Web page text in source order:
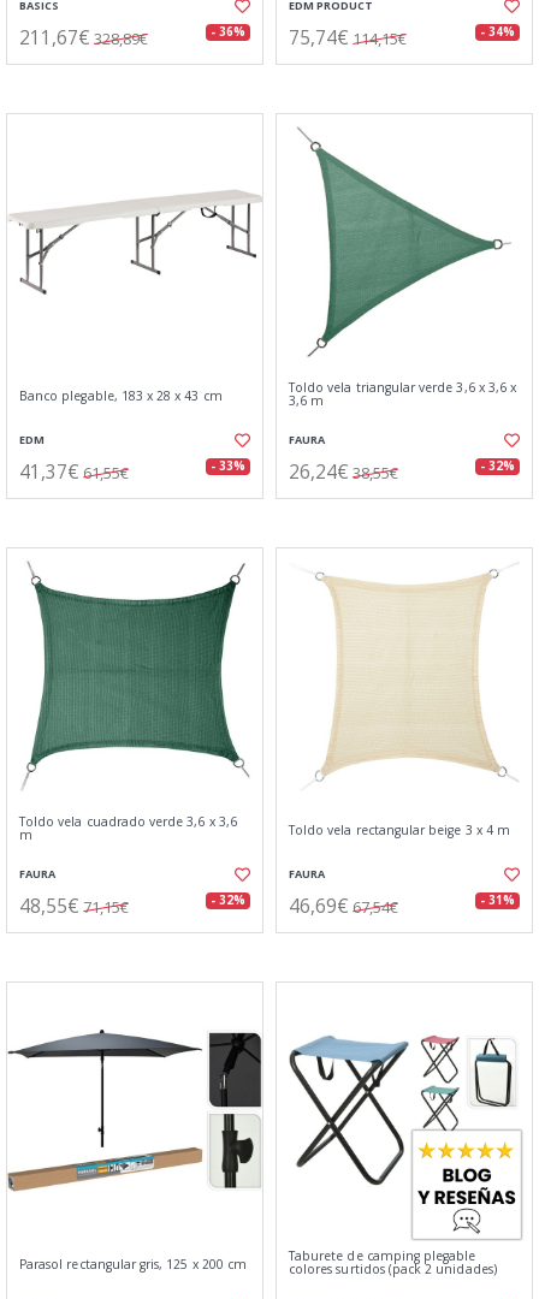
BASICS
211,67€ 328,89€ - 36%
EDM PRODUCT
75,74€ 114,15€ - 34%
Banco plegable, 183 x 28 x 43 cm
EDM
41,37€ 61,55€ - 33%
Toldo vela triangular verde 3,6 x 3,6 x
3,6 m
FAURA
26,24€ 38,55€ - 32%
Toldo vela cuadrado verde 3,6 x 3,6
m
FAURA
48,55€ 71,15€ - 32%
Toldo vela rectangular beige 3 x 4 m
FAURA
46,69€ 67,54€ - 31%
Parasol rectangular gris, 125 x 200 cm Taburete de camping plegable
colores surtidos (pack 2 unidades)